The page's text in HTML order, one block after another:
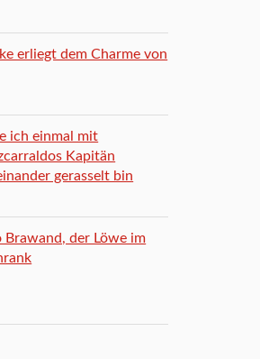
erliegt dem Charme von
ich einmal mit
Kapitän
gerasselt bin
Brawand, der Löwe im